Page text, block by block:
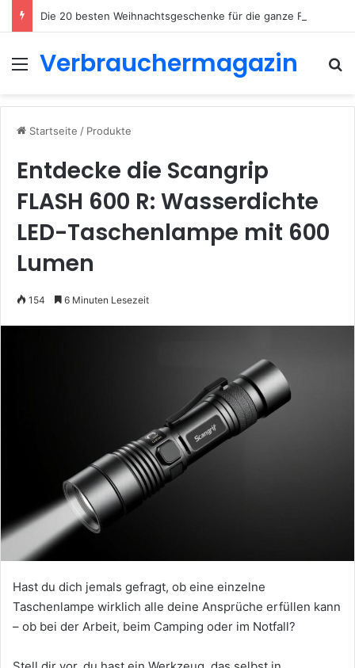
Menü
Verbrauchermagazin
Startseite / Produkte
Entdecke die Scangrip
FLASH 600 R: Wasserdichte
LED-Taschenlampe mit 600
Lumen
154 6 Minuten Lesezeit
Hast du dich jemals gefragt, ob eine einzelne
Taschenlampe wirklich alle deine Ansprüche erfüllen kann
– ob bei der Arbeit, beim Camping oder im Notfall?